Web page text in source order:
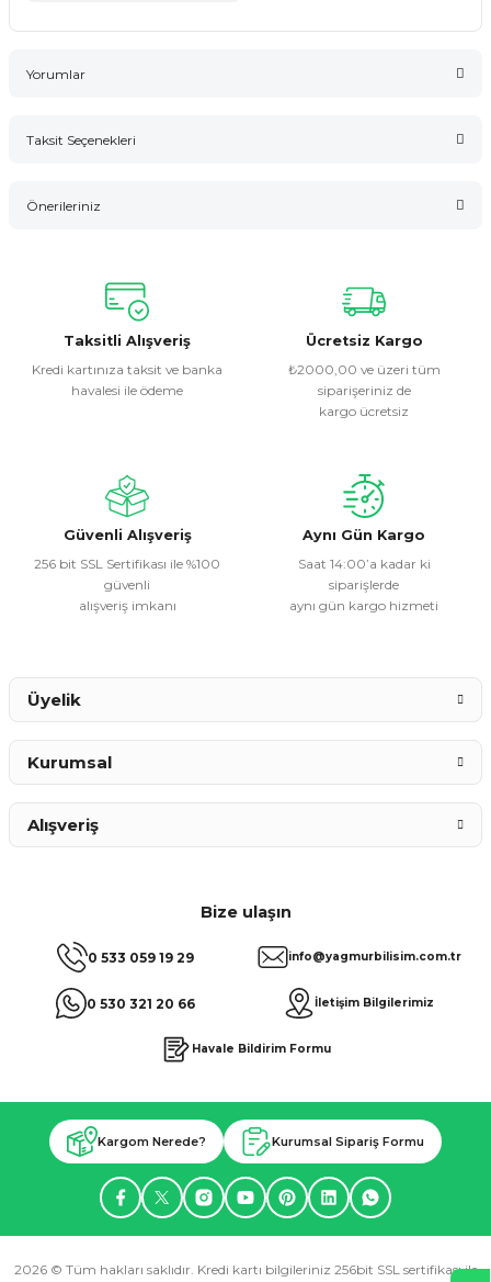
Yorumlar
Taksit Seçenekleri
Önerileriniz
konularda yetersiz gördüğünüz noktaları öneri formunu
kullanarak tarafımıza iletebilirsiniz.
Görüş ve önerileriniz için teşekkür ederiz.
Ürün resmi kalitesiz, bozuk veya görüntülenemiyor.
Ürün fiyatı diğer sitelerden daha pahalı.
Bu ürüne benzer farklı alternatifler olmalı.
Taksitli Alışveriş
Kredi kartınıza taksit ve banka
havalesi ile ödeme
Ücretsiz Kargo
₺2000,00 ve üzeri tüm
siparişeriniz de
kargo ücretsiz
Güvenli Alışveriş
256 bit SSL Sertifikası ile %100
güvenli
alışveriş imkanı
Aynı Gün Kargo
Saat 14:00’a kadar ki
siparişlerde
aynı gün kargo hizmeti
Bize ulaşın
0 533 059 19 29
0 530 321 20 66
info@yagmurbilisim.com.tr
İletişim Bilgilerimiz
Havale Bildirim Formu
Üyelik
Kurumsal
Alışveriş
Kargom Nerede? Kurumsal Sipariş Formu
2026 © Tüm hakları saklıdır. Kredi kartı bilgileriniz 256bit SSL sertifikası ile